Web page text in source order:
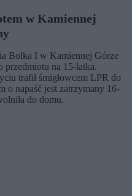
w Kamiennej
Bolka I w Kamiennej Górze
przedmiotu na 15-latka.
trafił śmigłowcem LPR do
o napaść jest zatrzymany 16-
do domu.